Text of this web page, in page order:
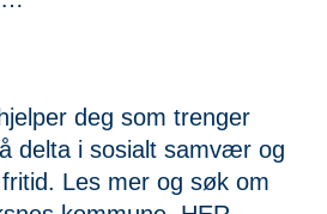
deg som trenger
delta i sosialt samvær og
Les mer og søk om